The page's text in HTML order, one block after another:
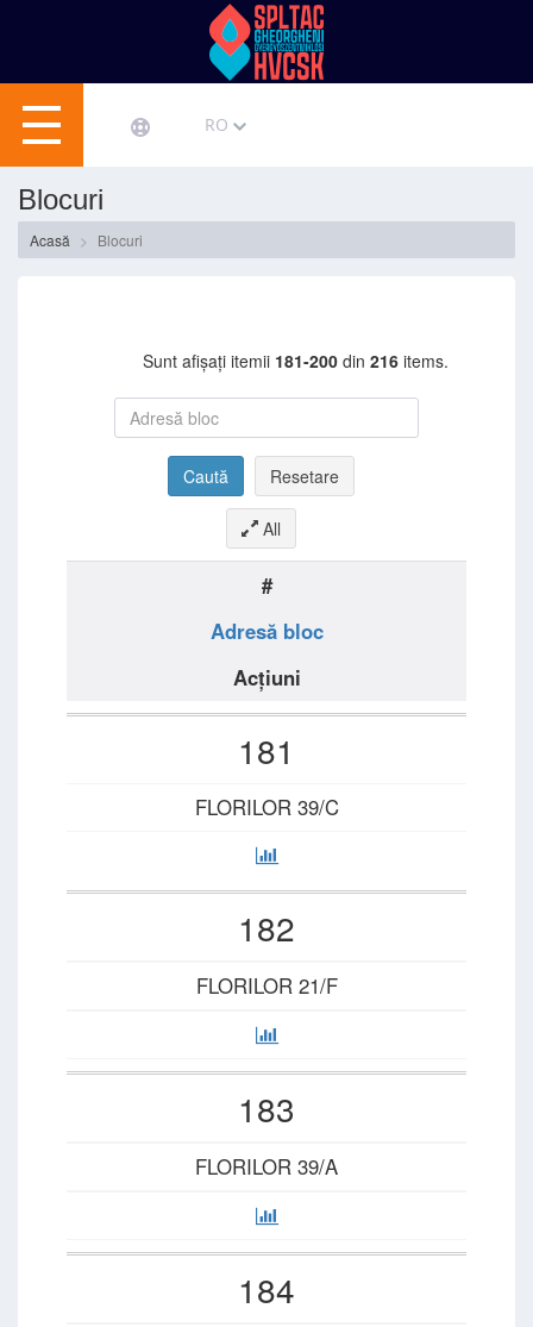
RO
Blocuri
Acasă Blocuri
Sunt afișați itemii 181-200 din 216 items.
Caută Resetare
All
#
Adresă bloc
Acțiuni
181
FLORILOR 39/C
182
FLORILOR 21/F
183
FLORILOR 39/A
184